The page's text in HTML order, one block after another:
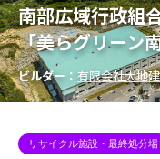
南部広域行政組
「美らグリーン
ビルダー： 有限会社大地
リサイクル施設・最終処分場